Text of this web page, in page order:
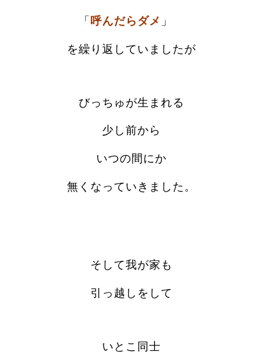
「 呼んだらダメ 」
を繰り返していましたが
びっちゅが生まれる
少し前から
いつの間にか
無くなっていきました。
そして我が家も
引っ越しをして
いとこ同士